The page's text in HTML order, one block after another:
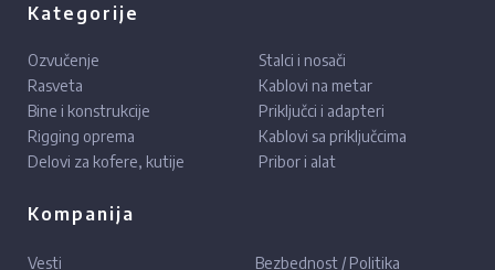
Kategorije
Ozvučenje
Rasveta
Bine i konstrukcije
Rigging oprema
Delovi za kofere, kutije
Stalci i nosači
Kablovi na metar
Priključci i adapteri
Kablovi sa priključcima
Pribor i alat
Kompanija
Vesti Bezbednost / Politika